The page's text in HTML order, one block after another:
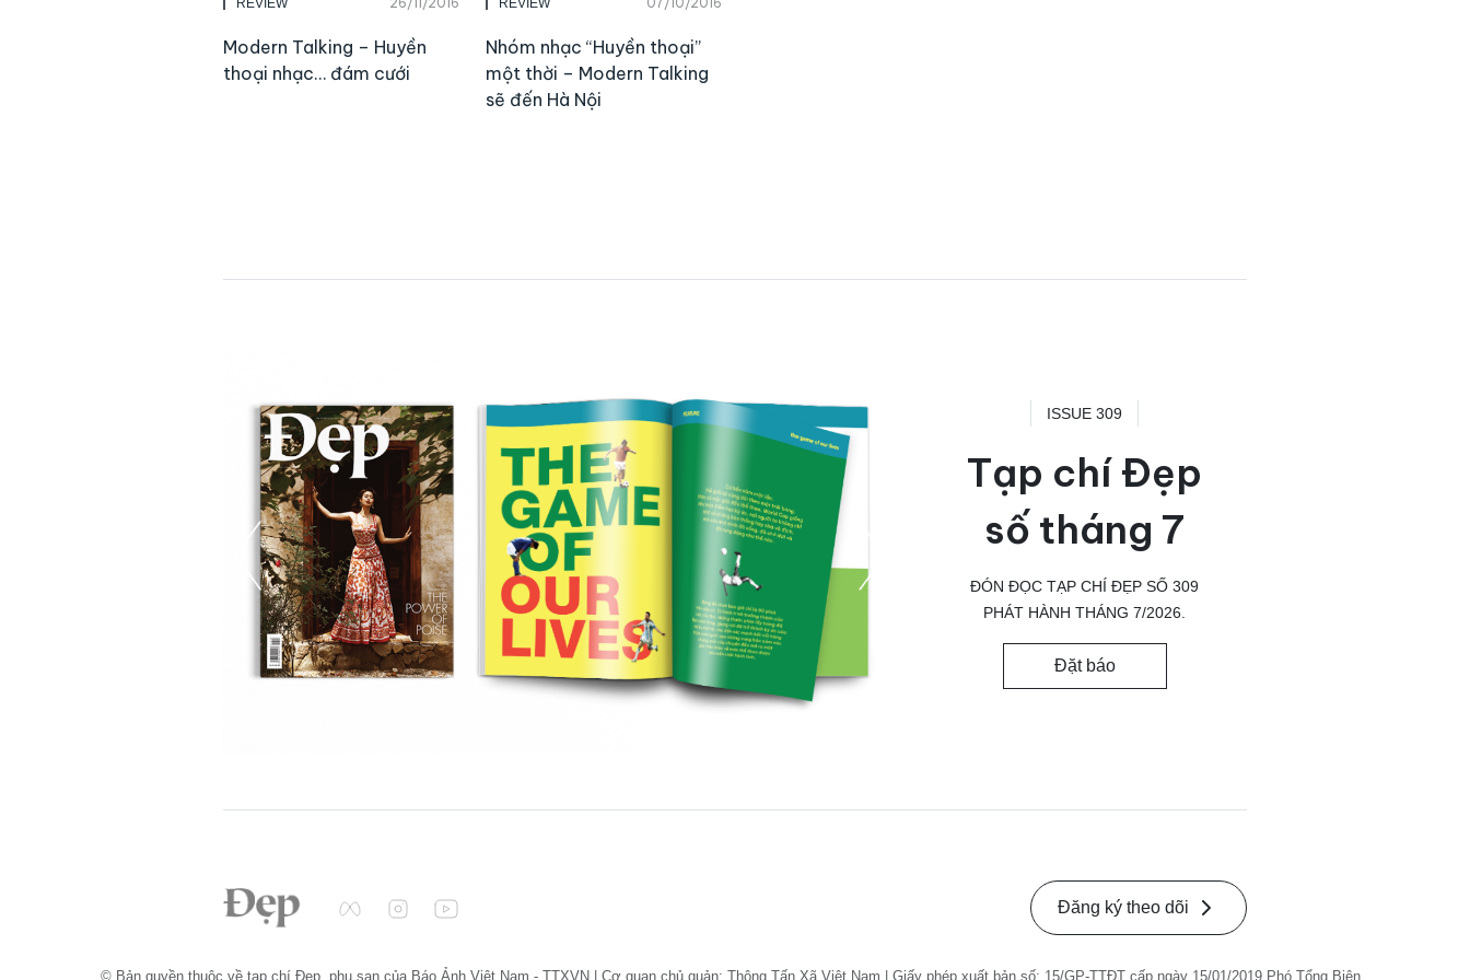
Modern Talking – Huyền
thoại nhạc… đám cưới
Nhóm nhạc “Huyền thoại”
một thời – Modern Talking
sẽ đến Hà Nội
ISSUE 309
Tạp chí Đẹp
số tháng 7
ĐÓN ĐỌC TẠP CHÍ ĐẸP SỐ 309
PHÁT HÀNH THÁNG 7/2026.
Đặt báo
Đăng ký theo dõi
© Bản quyền thuộc về tạp chí Đẹp, phụ san của Báo Ảnh Việt Nam - TTXVN | Cơ quan chủ quản: Thông Tấn Xã Việt Nam | Giấy phép xuất bản số: 15/GP-TTĐT cấp ngày 15/01/2019 Phó Tổng Biên